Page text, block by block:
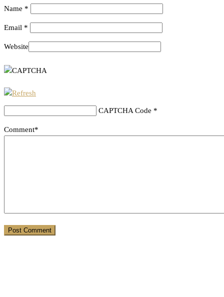
Name *
Email *
Website
CAPTCHA Code *
Comment*